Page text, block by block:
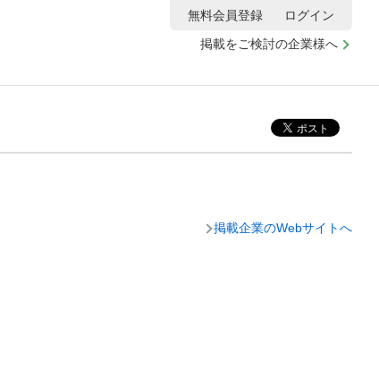
掲載をご検討の企業様へ
無料会員登録 ログイン
掲載企業のWebサイトへ